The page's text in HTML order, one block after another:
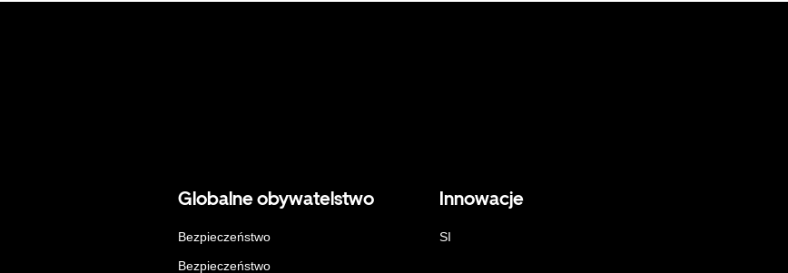
Globalne obywatelstwo
Bezpieczeństwo
Bezpieczeństwo
Innowacje
SI